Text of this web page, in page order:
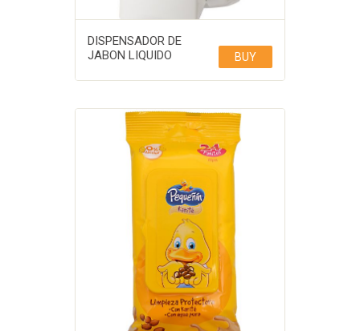
DISPENSADOR DE
JABON LIQUIDO
BUY